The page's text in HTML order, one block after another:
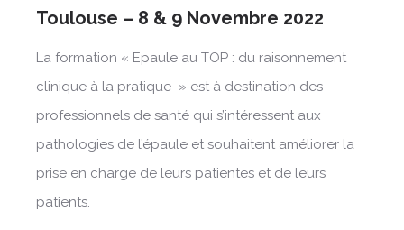
Toulouse – 8 & 9 Novembre 2022
La formation « Epaule au TOP : du raisonnement
clinique à la pratique » est à destination des
professionnels de santé qui s’intéressent aux
pathologies de l’épaule et souhaitent améliorer la
prise en charge de leurs patientes et de leurs
patients.